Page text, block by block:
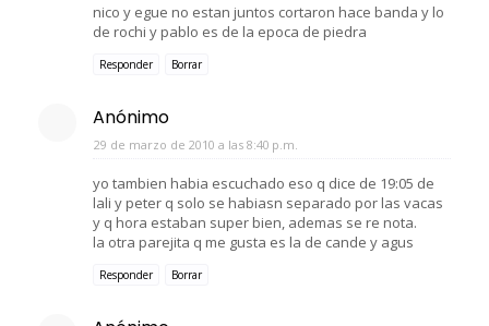
nico y egue no estan juntos cortaron hace banda y lo
de rochi y pablo es de la epoca de piedra
Responder Borrar
Anónimo
29 de marzo de 2010 a las 8:40 p.m.
yo tambien habia escuchado eso q dice de 19:05 de
lali y peter q solo se habiasn separado por las vacas
y q hora estaban super bien, ademas se re nota.
la otra parejita q me gusta es la de cande y agus
Responder Borrar